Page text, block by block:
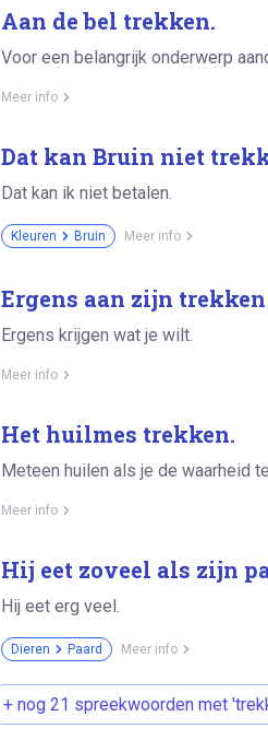
Aan de bel trekken.
Voor een belangrijk onderwerp
Meer info
Dat kan Bruin niet
Dat kan ik niet betalen.
Kleuren Bruin Meer info
Ergens aan zijn
Ergens krijgen wat je wilt.
Meer info
Het huilmes trekken.
Meteen huilen als je de waarheid
Meer info
Hij eet zoveel als zijn
Hij eet erg veel.
Dieren Paard Meer info
+ nog 21 spreekwoorden met